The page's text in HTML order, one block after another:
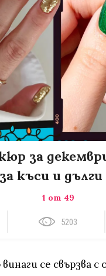
за
къси и
1 от 49
5203
се свързва с